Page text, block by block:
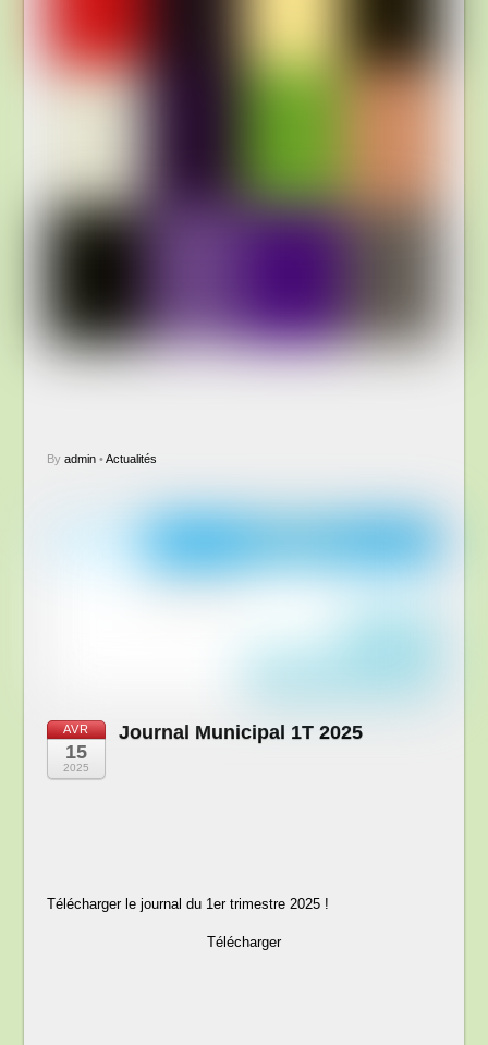
By admin• Actualités
AVR
15
2025
Journal Municipal 1T 2025
Télécharger le journal du 1er trimestre 2025 !
Télécharger